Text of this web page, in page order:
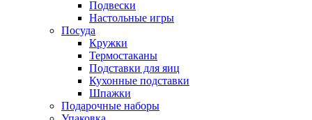
Подвески
Настольные игры
Посуда
Кружки
Термостаканы
Подставки для яиц
Кухонные подставки
Шпажки
Подарочные наборы